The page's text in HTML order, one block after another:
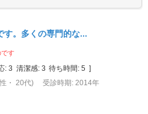
す。多くの専門的な...
です
: 3 清潔感: 3 待ち時間: 5
・ 20代) 受診時期: 2014年